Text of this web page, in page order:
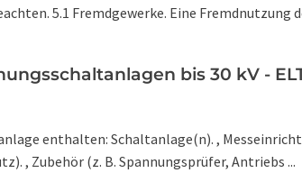
5.1 Fremdgewerke. Eine Fremdnutzung
bis 30 kV -
enthalten: Schaltanlage(n). ,
, Zubehör (z. B. Spannungsprüfer, Antriebs ...